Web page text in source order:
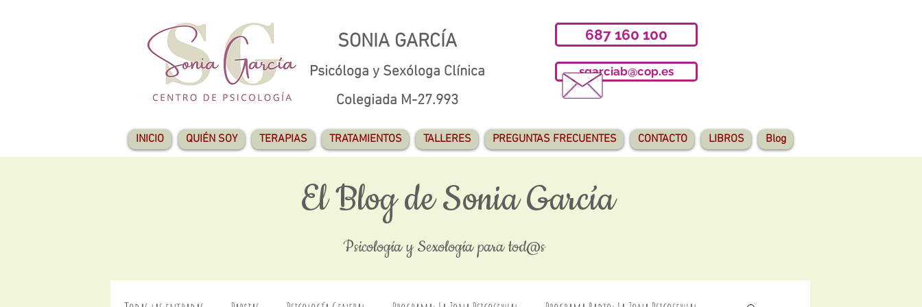
SONIA GARCÍA
Psicóloga y Sexóloga Clínica
Colegiada M-27.993
687 160 100
sgarciab@cop.es
INICIO QUIÉN SOY TERAPIAS TRATAMIENTOS TALLERES PREGUNTAS FRECUENTES CONTACTO LIBROS Blog
El Blog de Sonia García
Psicología y Sexología para tod@s